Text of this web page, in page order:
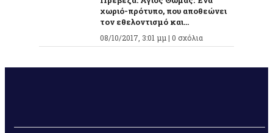
χωριό-πρότυπο, που αποθεώνει
τον εθελοντισμό και...
08/10/2017, 3:01 μμ | 0 σχόλια